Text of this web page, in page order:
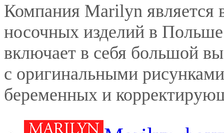
Компания Marilyn является
носочных изделий в
включает в себя большой
с оригинальными
беременных и